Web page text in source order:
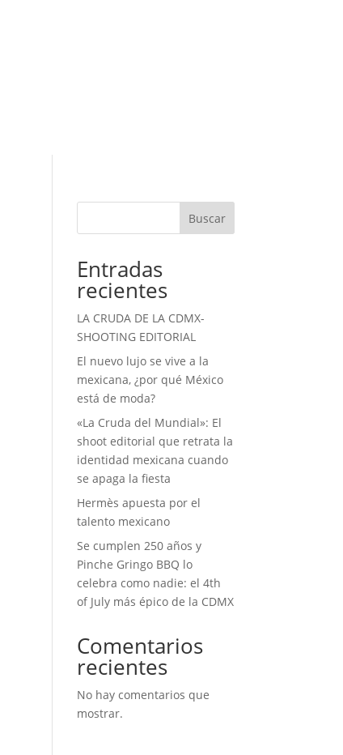
Buscar
Entradas
recientes
LA CRUDA DE LA CDMX-
SHOOTING EDITORIAL
El nuevo lujo se vive a la
mexicana, ¿por qué México
está de moda?
«La Cruda del Mundial»: El
shoot editorial que retrata la
identidad mexicana cuando
se apaga la fiesta
Hermès apuesta por el
talento mexicano
Se cumplen 250 años y
Pinche Gringo BBQ lo
celebra como nadie: el 4th
of July más épico de la CDMX
Comentarios
recientes
No hay comentarios que
mostrar.